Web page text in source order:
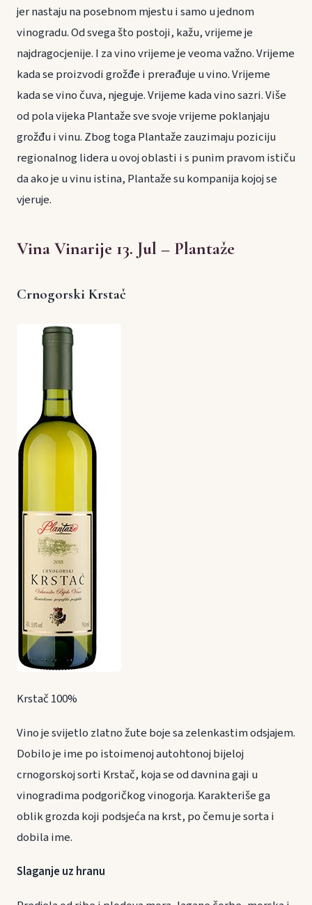
jer nastaju na posebnom mjestu i samo u jednom
vinogradu. Od svega što postoji, kažu, vrijeme je
najdragocjenije. I za vino vrijeme je veoma važno. Vrijeme
kada se proizvodi grožđe i prerađuje u vino. Vrijeme
kada se vino čuva, njeguje. Vrijeme kada vino sazri. Više
od pola vijeka Plantaže sve svoje vrijeme poklanjaju
grožđu i vinu. Zbog toga Plantaže zauzimaju poziciju
regionalnog lidera u ovoj oblasti i s punim pravom ističu
da ako je u vinu istina, Plantaže su kompanija kojoj se
vjeruje.
Vina Vinarije 13. Jul – Plantaže
Crnogorski Krstač
Krstač 100%
Vino je svijetlo zlatno žute boje sa zelenkastim odsjajem.
Dobilo je ime po istoimenoj autohtonoj bijeloj
crnogorskoj sorti Krstač, koja se od davnina gaji u
vinogradima podgoričkog vinogorja. Karakteriše ga
oblik grozda koji podsjeća na krst, po čemu je sorta i
dobila ime.
Slaganje uz hranu